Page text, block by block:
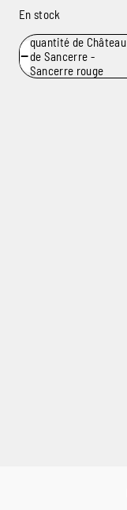
En stock
−
quantité de Château
de Sancerre -
Sancerre rouge